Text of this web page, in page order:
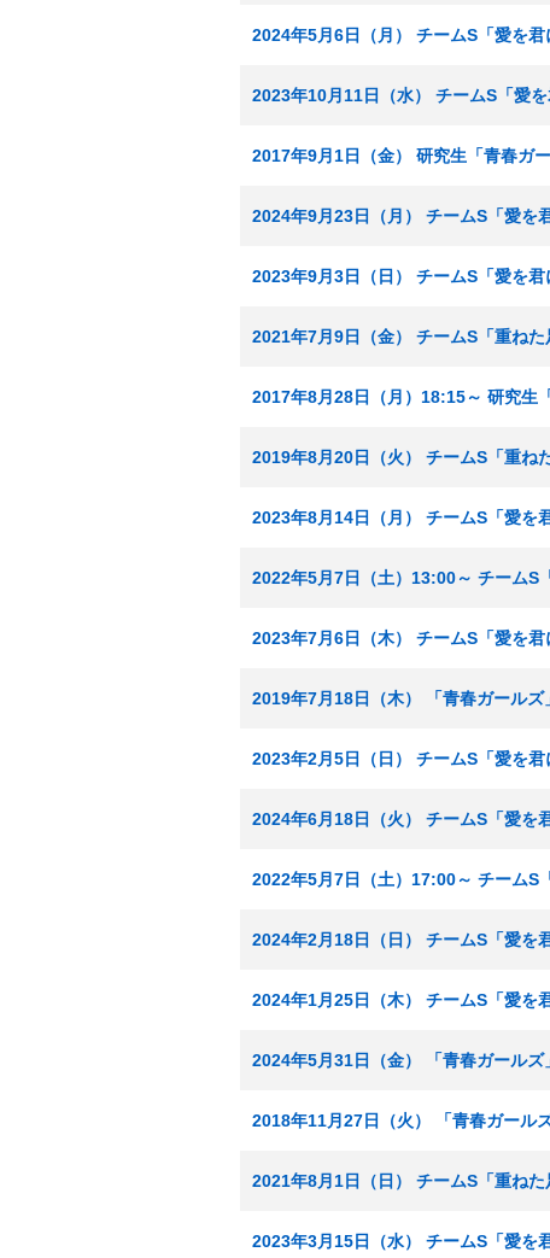
2024年5月6日（月） チームS「愛を
2023年10月11日（水） チームS「愛
2017年9月1日（金） 研究生「青春ガ
2024年9月23日（月） チームS「愛を
2023年9月3日（日） チームS「愛を
2021年7月9日（金） チームS「重ねた
2017年8月28日（月）18:15～ 研究生
2019年8月20日（火） チームS「重ね
2023年8月14日（月） チームS「愛を
2022年5月7日（土）13:00～ チームS
2023年7月6日（木） チームS「愛を
2019年7月18日（木） 「青春ガールズ
2023年2月5日（日） チームS「愛を
2024年6月18日（火） チームS「愛を
2022年5月7日（土）17:00～ チームS
2024年2月18日（日） チームS「愛を
2024年1月25日（木） チームS「愛を
2024年5月31日（金） 「青春ガールズ
2018年11月27日（火） 「青春ガール
2021年8月1日（日） チームS「重ねた
2023年3月15日（水） チームS「愛を